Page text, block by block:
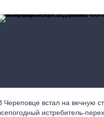
Череповце встал на вечную
истребитель-